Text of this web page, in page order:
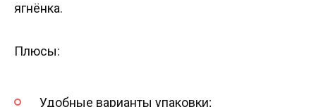
ягнёнка.
Плюсы:
Удобные варианты упаковки;